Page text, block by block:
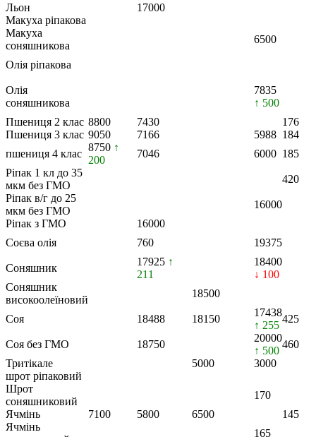
Льон
17000
Макуха ріпакова
Макуха
соняшникова
6500
Олія ріпакова
Олія
соняшникова
7835
↑ 500
Пшениця 2 клас 8800 7430
176
Пшениця 3 клас 9050 7166 5988 184
пшениця 4 клас
8750 ↑
200
7046 6000 185
Ріпак 1 кл до 35
мкм без ГМО
420
Ріпак в/г до 25
мкм без ГМО
16000
Ріпак з ГМО
16000
Соєва олія
760 19375
Соняшник
17925 ↑
211
18400
↓ 100
Соняшник
високоолеїновий
18500
Соя 18488 18150
17438
↑ 255
425
Соя без ГМО 18750
20000
↑ 500
460
Тритікале
5000
3000
шрот ріпаковий
Шрот
соняшниковий
170
Ячмінь
7100 5800 6500
145
Ячмінь
165